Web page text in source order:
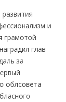
и
грамотой
глав
за
облсовета